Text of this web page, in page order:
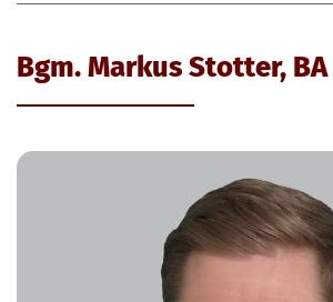
Bgm. Markus Stotter, BA